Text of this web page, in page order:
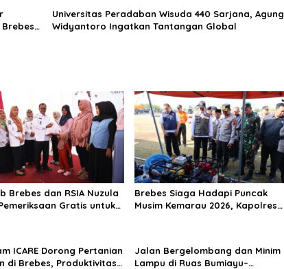
Universitas Peradaban Wisuda 440 Sarjana, Agung
Widyantoro Ingatkan Tantangan Global
Brebes dan RSIA Nuzula
Gratis untuk
Brebes Siaga Hadapi Puncak
Musim Kemarau 2026, Kapolres
ICARE Dorong Pertanian
di Brebes, Produktivitas
Jalan Bergelombang dan Minim
Lampu di Ruas Bumiayu–